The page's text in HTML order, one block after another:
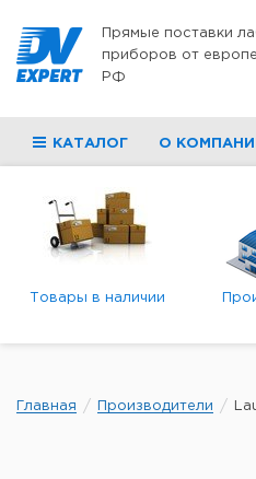
Прямые поставки
приборов от
РФ
КАТАЛОГ О
Товары в наличии
Главная Производители